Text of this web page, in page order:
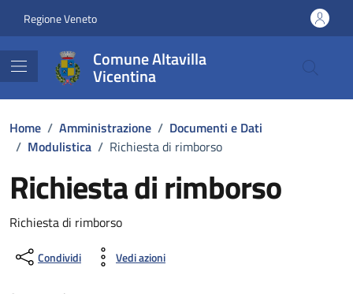
Regione Veneto
Comune Altavilla
Vicentina
Home / Amministrazione / Documenti e Dati
/ Modulistica / Richiesta di rimborso
Richiesta di rimborso
Dettagli del documento
Richiesta di rimborso
Condividi Vedi azioni